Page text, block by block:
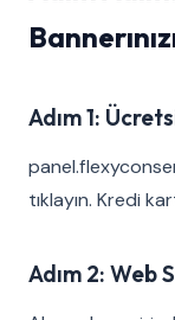
Adım 1:
tıklayın. Kredi
Adım 2: Web